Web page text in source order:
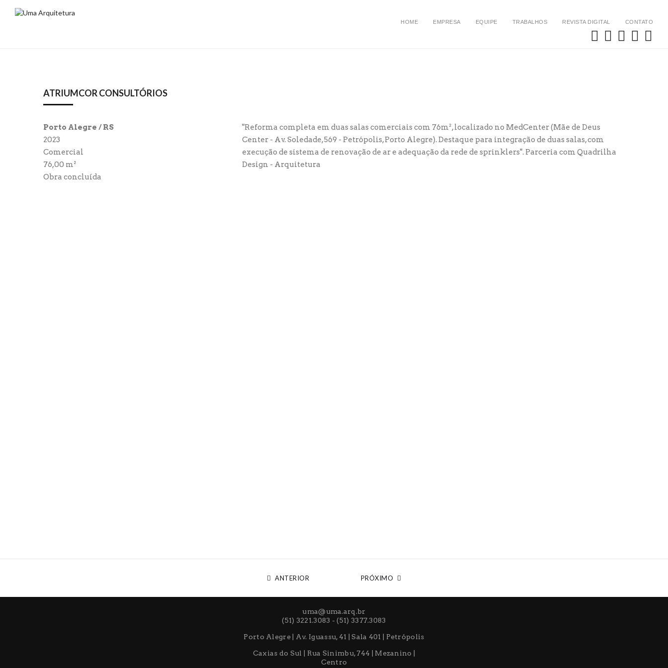
HOME EMPRESA EQUIPE TRABALHOS REVISTA DIGITAL CONTATO
ATRIUMCOR CONSULTÓRIOS
Porto Alegre / RS
2023
Comercial
76,00 m²
Obra concluída
"Reforma completa em duas salas comerciais com 76m², localizado no MedCenter (Mãe de Deus
Center - Av. Soledade, 569 - Petrópolis, Porto Alegre). Destaque para integração de duas salas, com
execução de sistema de renovação de ar e adequação da rede de sprinklers". Parceria com Quadrilha
Design - Arquitetura
ANTERIOR PRÓXIMO
uma@uma.arq.br
(51) 3221.3083 - (51) 3377.3083
Porto Alegre | Av. Iguassu, 41 | Sala 401 | Petrópolis
Caxias do Sul | Rua Sinimbu, 744 | Mezanino |
Centro